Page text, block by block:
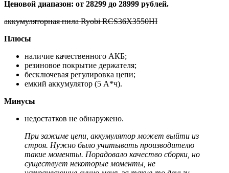
Ценовой диапазон: от 28299 до 28999 рублей.
аккумуляторная пила Ryobi RCS36X3550HI
Плюсы
наличие качественного АКБ;
резиновое покрытие держателя;
бесключевая регулировка цепи;
емкий аккумулятор (5 А*ч).
Минусы
недостатков не обнаружено.
При зажиме цепи, аккумулятор может выйти из
строя. Нужно было учитывать производителю
такие моменты. Порадовало качество сборки, но
существует некоторые моменты, не